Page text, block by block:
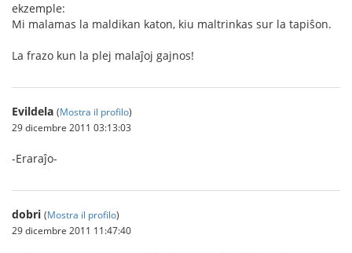
ekzemple:
Mi malamas la maldikan katon, kiu maltrinkas sur la tapiŝon.
La frazo kun la plej malaĵoj gajnos!
Evildela (Mostra il profilo)
29 dicembre 2011 03:13:03
-Eraraĵo-
dobri (Mostra il profilo)
29 dicembre 2011 11:47:40